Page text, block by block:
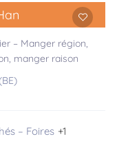
– Manger région,
manger raison
– Foires +1